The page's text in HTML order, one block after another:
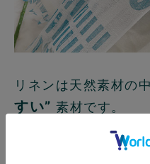
リネンは天然素材の
すい” 素材です。
さらに濡れると強度
気を使わずに洗濯し